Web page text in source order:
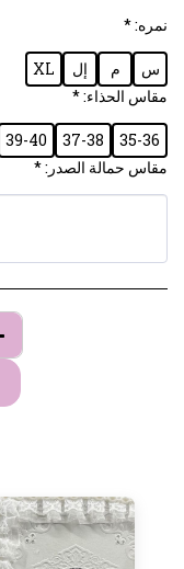
نمره:*
س م إل
XL
مقاس الحذاء:*
35-36
37-38
39-40
مقاس حمالة الصدر:*